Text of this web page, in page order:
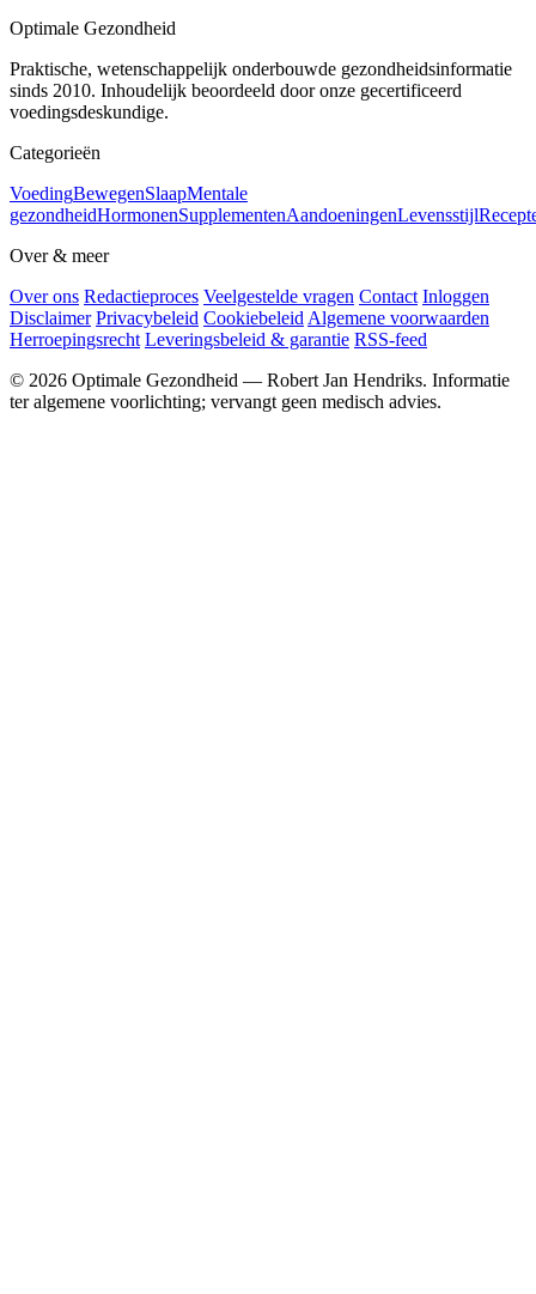
Optimale Gezondheid
Praktische, wetenschappelijk onderbouwde gezondheidsinformatie
sinds 2010. Inhoudelijk beoordeeld door onze gecertificeerd
voedingsdeskundige.
Categorieën
VoedingBewegenSlaapMentale
gezondheidHormonenSupplementenAandoeningenLevensstijl
Over & meer
Over ons Redactieproces Veelgestelde vragen Contact Inloggen
Disclaimer Privacybeleid Cookiebeleid Algemene voorwaarden
Herroepingsrecht Leveringsbeleid & garantie RSS-feed
© 2026 Optimale Gezondheid — Robert Jan Hendriks. Informatie
ter algemene voorlichting; vervangt geen medisch advies.